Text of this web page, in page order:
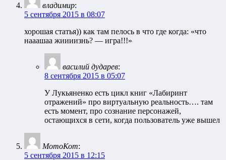
владимир:
5 сентября 2015 в 08:07
хорошая статья)) как там пелось в что где когда: «что
нааашаа жиииизнь? — игра!!!»
василий дударев:
8 сентября 2015 в 05:07
У Лукьяненко есть цикл книг «Лабиринт
отражений» про виртуальную реальность…. там
есть момент, про сознание персонажей,
остающихся в сети, когда пользователь уже вышел
МотоКот:
5 сентября 2015 в 12:15